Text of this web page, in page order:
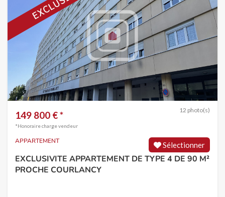
12 photo(s)
149 800 € *
*Honoraire charge vendeur
Sélectionner
APPARTEMENT
EXCLUSIVITE APPARTEMENT DE TYPE 4 DE 90 M²
PROCHE COURLANCY